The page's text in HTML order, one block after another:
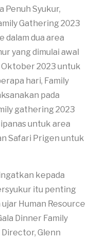
Penuh Syukur,
Gathering 2023
dalam dua area
yang dimulai awal
Oktober 2023 untuk
hari, Family
pada
gathering 2023
untuk area
Safari Prigen untuk
kepada
itu penting
Human Resource
Dinner Family
Glenn